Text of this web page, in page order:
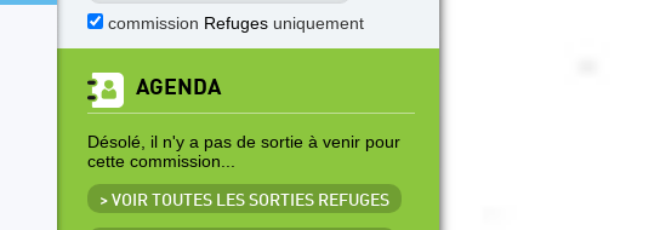
commission Refuges uniquement
AGENDA
Désolé, il n'y a pas de sortie à venir pour
cette commission...
> VOIR TOUTES LES SORTIES REFUGES